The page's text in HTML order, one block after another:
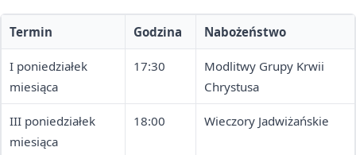
Termin Godzina Nabożeństwo
I poniedziałek
miesiąca
17:30
Modlitwy Grupy Krwii
Chrystusa
III poniedziałek
miesiąca
18:00 Wieczory Jadwiżańskie